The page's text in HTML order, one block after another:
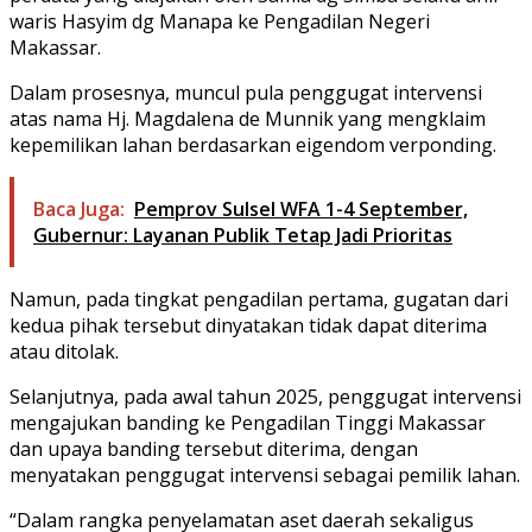
waris Hasyim dg Manapa ke Pengadilan Negeri
Makassar.
Dalam prosesnya, muncul pula penggugat intervensi
atas nama Hj. Magdalena de Munnik yang mengklaim
kepemilikan lahan berdasarkan eigendom verponding.
Baca Juga: Pemprov Sulsel WFA 1-4 September,
Gubernur: Layanan Publik Tetap Jadi Prioritas
Namun, pada tingkat pengadilan pertama, gugatan dari
kedua pihak tersebut dinyatakan tidak dapat diterima
atau ditolak.
Selanjutnya, pada awal tahun 2025, penggugat intervensi
mengajukan banding ke Pengadilan Tinggi Makassar
dan upaya banding tersebut diterima, dengan
menyatakan penggugat intervensi sebagai pemilik lahan.
“Dalam rangka penyelamatan aset daerah sekaligus